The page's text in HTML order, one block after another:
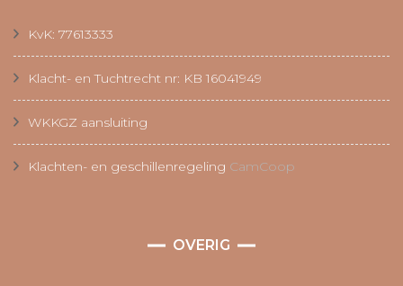
KvK: 77613333
Klacht- en Tuchtrecht nr: KB 16041949
WKKGZ aansluiting
Klachten- en geschillenregeling CamCoop
OVERIG